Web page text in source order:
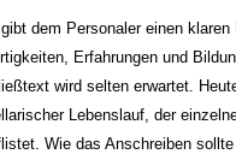
dem Personaler einen
Erfahrungen und
wird selten erwartet.
Lebenslauf, der
Wie das Anschreiben